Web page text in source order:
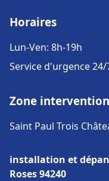
Horaires
Lun-Ven: 8h-19h
Service d'urgence 24/
Zone intervention
Saint Paul Trois
installation et
Roses 94240